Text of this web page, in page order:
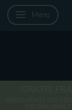
Skifte navigation
Menu